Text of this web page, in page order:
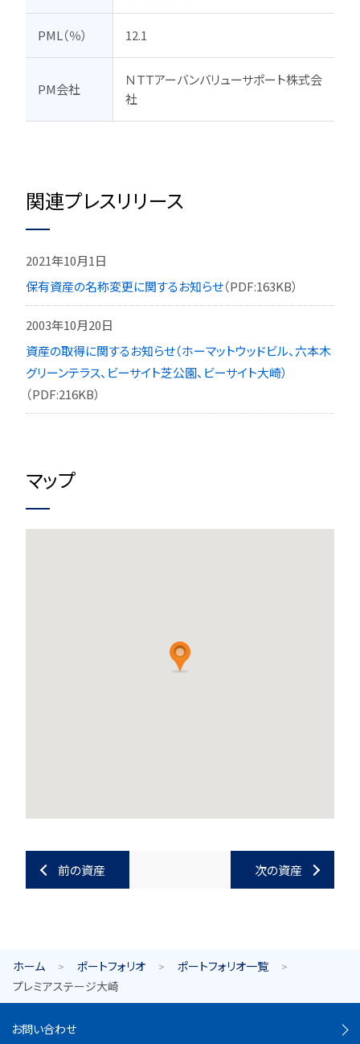
PML（％） 12.1
PM会社
ＮＴＴアーバンバリューサポート株式会
社
関連プレスリリース
2021年10月1日
保有資産の名称変更に関するお知らせ（PDF:163KB）
2003年10月20日
資産の取得に関するお知らせ（ホーマットウッドビル、六本木
グリーンテラス、ビーサイト芝公園、ビーサイト大崎）
（PDF:216KB）
マップ
前の資産 次の資産
ホーム ポートフォリオ
ポートフォリオ一覧
プレミアステージ大崎
お問い合わせ